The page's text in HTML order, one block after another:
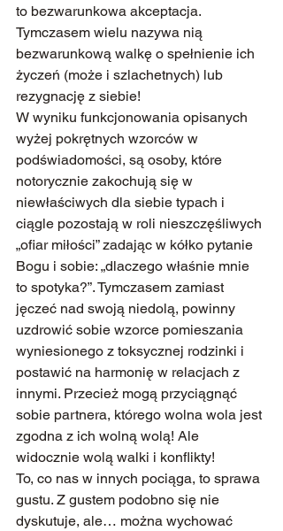
to bezwarunkowa akceptacja.
Tymczasem wielu nazywa nią
bezwarunkową walkę o spełnienie ich
życzeń (może i szlachetnych) lub
rezygnację z siebie!
W wyniku funkcjonowania opisanych
wyżej pokrętnych wzorców w
podświadomości, są osoby, które
notorycznie zakochują się w
niewłaściwych dla siebie typach i
ciągle pozostają w roli nieszczęśliwych
„ofiar miłości” zadając w kółko pytanie
Bogu i sobie: „dlaczego właśnie mnie
to spotyka?”. Tymczasem zamiast
jęczeć nad swoją niedolą, powinny
uzdrowić sobie wzorce pomieszania
wyniesionego z toksycznej rodzinki i
postawić na harmonię w relacjach z
innymi. Przecież mogą przyciągnąć
sobie partnera, którego wolna wola jest
zgodna z ich wolną wolą! Ale
widocznie wolą walki i konflikty!
To, co nas w innych pociąga, to sprawa
gustu. Z gustem podobno się nie
dyskutuje, ale… można wychować